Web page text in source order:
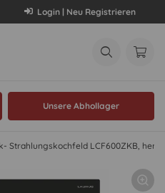
Login | Neu Registrieren
Unsere Abhollager
Strahlungskochfeld LCF600ZKB,